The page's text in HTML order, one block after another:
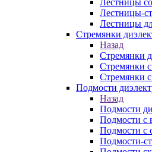
Лестницы
Лестницы-
Лестницы
Стремянки
Назад
Стремянки
Стремянки
Стремянки
Подмости
Назад
Подмости
Подмости с
Подмости с
Подмости-